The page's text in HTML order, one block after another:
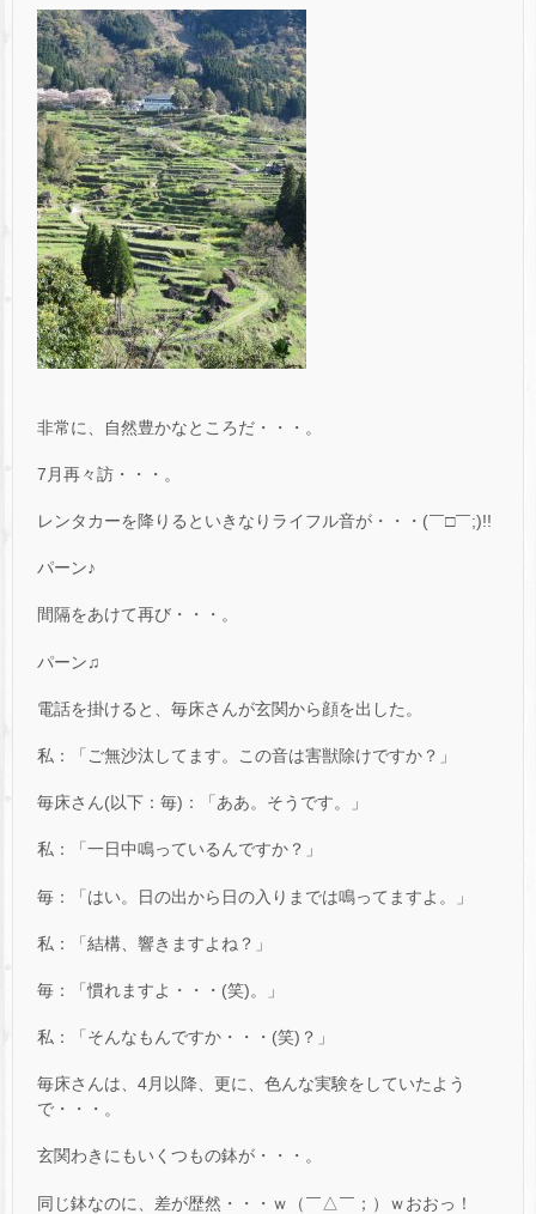
非常に、自然豊かなところだ・・・。
7月再々訪・・・。
レンタカーを降りるといきなりライフル音が・・・(￣□￣;)!!
パーン♪
間隔をあけて再び・・・。
パーン♫
電話を掛けると、毎床さんが玄関から顔を出した。
私：「ご無沙汰してます。この音は害獣除けですか？」
毎床さん(以下：毎)：「ああ。そうです。」
私：「一日中鳴っているんですか？」
毎：「はい。日の出から日の入りまでは鳴ってますよ。」
私：「結構、響きますよね？」
毎：「慣れますよ・・・(笑)。」
私：「そんなもんですか・・・(笑)？」
毎床さんは、4月以降、更に、色んな実験をしていたよう
で・・・。
玄関わきにもいくつもの鉢が・・・。
同じ鉢なのに、差が歴然・・・ｗ（￣△￣；）ｗおおっ！